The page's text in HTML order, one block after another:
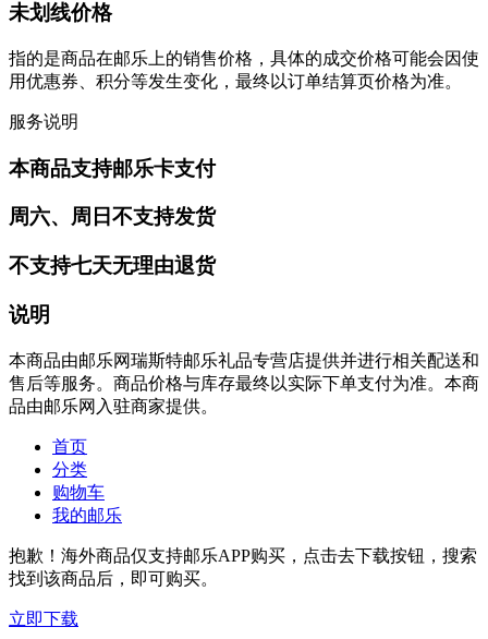
未划线价格
指的是商品在邮乐上的销售价格，具体的成交价格可能会因使
用优惠券、积分等发生变化，最终以订单结算页价格为准。
服务说明
本商品支持邮乐卡支付
周六、周日不支持发货
不支持七天无理由退货
说明
本商品由邮乐网瑞斯特邮乐礼品专营店提供并进行相关配送和
售后等服务。商品价格与库存最终以实际下单支付为准。本商
品由邮乐网入驻商家提供。
首页
分类
购物车
我的邮乐
抱歉！海外商品仅支持邮乐APP购买，点击去下载按钮，搜索
找到该商品后，即可购买。
立即下载